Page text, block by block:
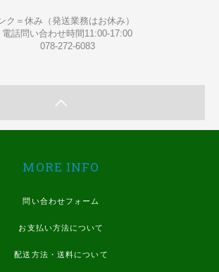
ク＝休み（発送業務はお休み）
話問い合わせ時間11:00-17:00
078-272-6083
MORE INFO
問い合わせフォーム
お支払い方法について
配送方法・送料について